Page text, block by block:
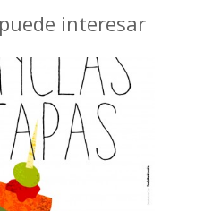
interesar